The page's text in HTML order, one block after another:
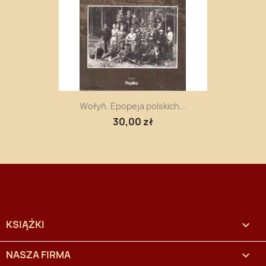
Wołyń. Epopeja polskich...
30,00 zł
KSIĄŻKI 
NASZA FIRMA 